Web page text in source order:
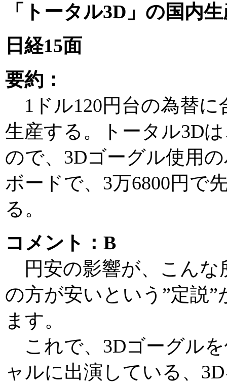
「トータル3D」の国内
日経15面
要約：
1ドル120円台の為替に
生産する。トータル3D
ので、3Dゴーグル使用
ボードで、3万6800円で
る。
コメント：B
円安の影響が、こんな
の方が安いという”定説
ます。
これで、3Dゴーグル
ャルに出演している、